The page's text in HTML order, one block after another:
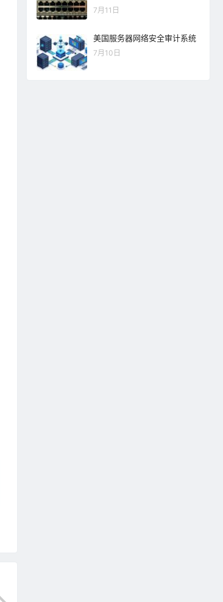
7月11日
美国服务器网络安全审计系统
7月10日